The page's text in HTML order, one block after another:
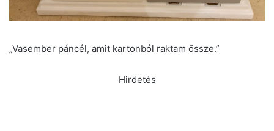
„Vasember páncél, amit kartonból raktam össze.”
Hirdetés